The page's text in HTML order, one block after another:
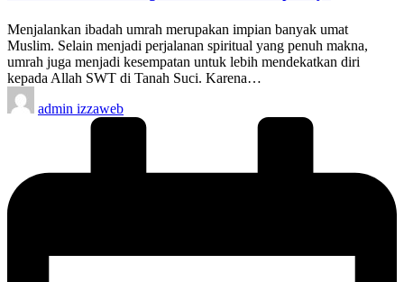
Menjalankan ibadah umrah merupakan impian banyak umat
Muslim. Selain menjadi perjalanan spiritual yang penuh makna,
umrah juga menjadi kesempatan untuk lebih mendekatkan diri
kepada Allah SWT di Tanah Suci. Karena…
Posted
by
admin izzaweb